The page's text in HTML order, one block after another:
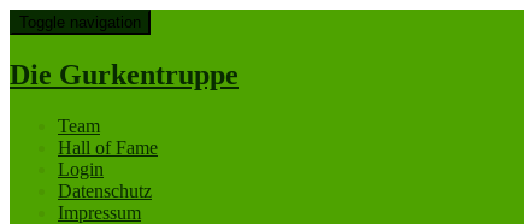
Toggle navigation
Die Gurkentruppe
Team
Hall of Fame
Login
Datenschutz
Impressum